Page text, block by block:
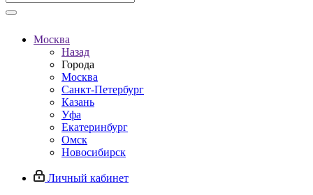
Москва
Назад
Города
Москва
Санкт-Петербург
Казань
Уфа
Екатеринбург
Омск
Новосибирск
Личный кабинет